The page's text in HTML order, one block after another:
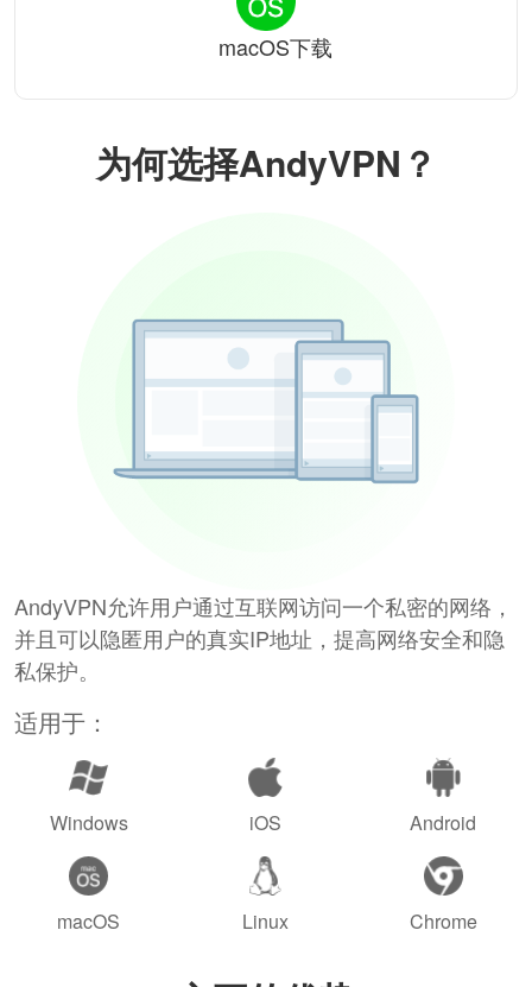
为何选择AndyVPN？
AndyVPN允许用户通过互联网访问一个私密的网络，
并且可以隐匿用户的真实IP地址，提高网络安全和隐
私保护。
适用于：
Windows iOS Android
macOS Linux Chrome
macOS下载